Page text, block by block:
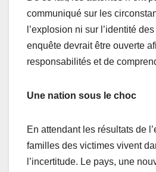
communiqué sur les
l’explosion ni sur l’identité
enquête devrait être ouverte
responsabilités et de
Une nation sous le choc
En attendant les résultats de
familles des victimes vivent
l’incertitude. Le pays, une